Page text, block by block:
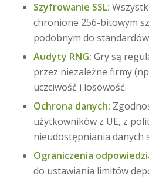
Szyfrowanie SSL:
chronione 256-bitowym
podobnym do
Audyty RNG: Gry są
przez niezależne firmy
uczciwość i losowość.
Ochrona danych:
użytkowników z UE, z
nieudostępniania danych
Ograniczenia
do ustawiania limitów